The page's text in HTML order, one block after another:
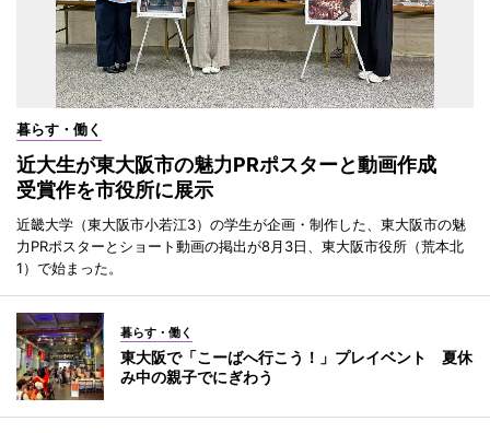
暮らす・働く
近大生が東大阪市の魅力PRポスターと動画作成
受賞作を市役所に展示
近畿大学（東大阪市小若江3）の学生が企画・制作した、東大阪市の魅
力PRポスターとショート動画の掲出が8月3日、東大阪市役所（荒本北
1）で始まった。
暮らす・働く
東大阪で「こーばへ行こう！」プレイベント 夏休
み中の親子でにぎわう